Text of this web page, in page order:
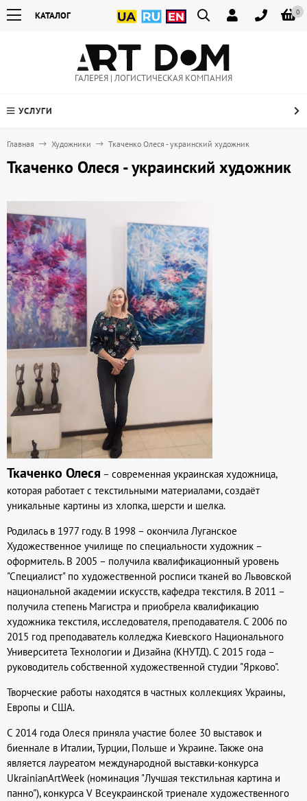
0
КАТАЛОГ
ГАЛЕРЕЯ | ЛОГИСТИЧЕСКАЯ КОМПАНИЯ
УСЛУГИ
Главная Художники Ткаченко Олеся - украинский художник
Ткаченко Олеся - украинский художник
Ткаченко Олеся – современная украинская художница,
которая работает с текстильными материалами, создаёт
уникальные картины из хлопка, шерсти и шелка.
Родилась в 1977 году. В 1998 – окончила Луганское
Художественное училище по специальности художник –
оформитель. В 2005 – получила квалификационный уровень
"Специалист" по художественной росписи тканей во Львовской
национальной академии искусств, кафедра текстиля. В 2011 –
получила степень Магистра и приобрела квалификацию
художника текстиля, исследователя, преподавателя. С 2006 по
2015 год преподаватель колледжа Киевского Национального
Университета Технологии и Дизайна (КНУТД). С 2015 года –
руководитель собственной художественной студии "Ярково".
Творческие работы находятся в частных коллекциях Украины,
Европы и США.
С 2014 года Олеся приняла участие более 30 выставок и
биеннале в Италии, Турции, Польше и Украине. Также она
является лауреатом международной выставки-конкурса
UkrainianArtWeek (номинация "Лучшая текстильная картина и
панно"), конкурса V Всеукраинской триенале художественного